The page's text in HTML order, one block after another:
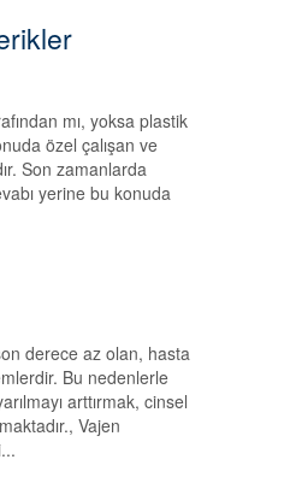
mı, yoksa plastik
özel çalışan ve
Son zamanlarda
yerine bu konuda
derece az olan, hasta
Bu nedenlerle
arttırmak, cinsel
Vajen